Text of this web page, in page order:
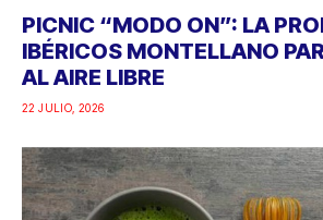
PICNIC “MODO ON”: LA
IBÉRICOS MONTELLANO
AL AIRE LIBRE
22 JULIO, 2026